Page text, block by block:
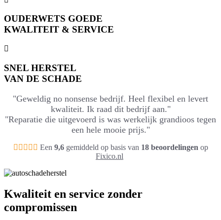
OUDERWETS GOEDE
KWALITEIT & SERVICE
SNEL HERSTEL
VAN DE SCHADE
"Geweldig no nonsense bedrijf. Heel flexibel en levert
kwaliteit. Ik raad dit bedrijf aan."
"Reparatie die uitgevoerd is was werkelijk grandioos tegen
een hele mooie prijs."
Een 9,6gemiddeld op basis van 18 beoordelingen op
Fixico.nl
Kwaliteit en service zonder
compromissen